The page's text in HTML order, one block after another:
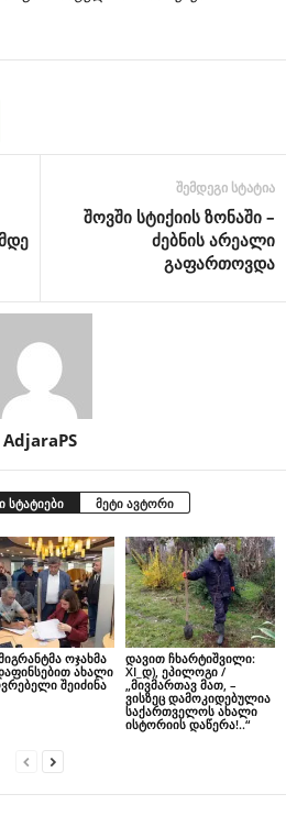
შემდეგი სტატია
შოვში სტიქიის ზონაში –
ძებნის არეალი
გაფართოვდა
AdjaraPS
სტატიები მეტი ავტორი
ოჯახმა
ახალი
შეიძინა
დავით ჩხარტიშვილი:
XI_დ), ეპილოგი /
„მივმართავ მათ, –
ვისზეც დამოკიდებულია
საქართველოს ახალი
ისტორიის დაწერა!..“